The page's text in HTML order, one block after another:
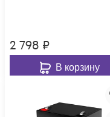
2 798 ₽
В корзину